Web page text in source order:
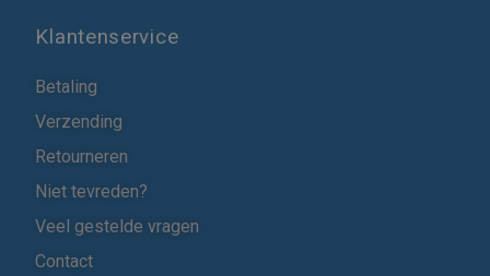
Klantenservice
Betaling
Verzending
Retourneren
Niet tevreden?
Veel gestelde vragen
Contact